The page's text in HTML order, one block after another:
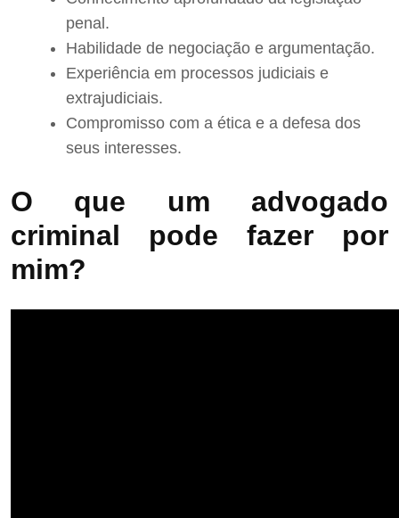
penal.
Habilidade de negociação e argumentação.
Experiência em processos judiciais e
extrajudiciais.
Compromisso com a ética e a defesa dos
seus interesses.
O que um advogado
criminal pode fazer por
mim?